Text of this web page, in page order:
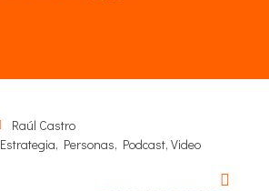
Raúl Castro
Estrategia, Personas, Podcast, Video